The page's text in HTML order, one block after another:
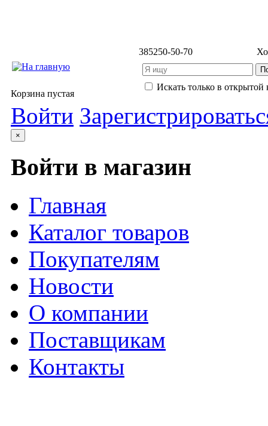
385250-50-70
Искать только в открытой
Корзина пустая
Войти
×
Войти в магазин
Главная
Каталог товаров
Покупателям
Новости
О компании
Поставщикам
Контакты